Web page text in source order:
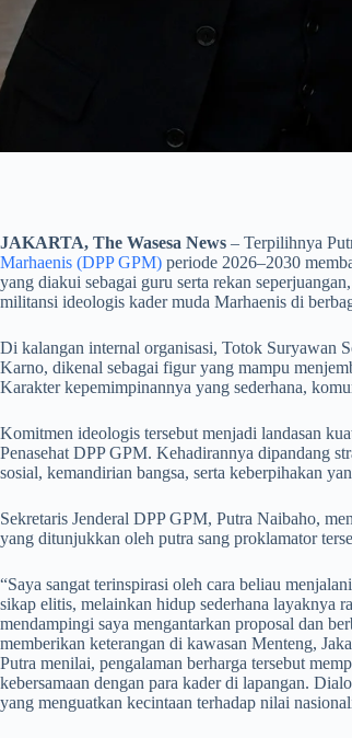
JAKARTA, The Wasesa News – Terpilihnya
Marhaenis (DPP GPM) periode 2026–2030
yang diakui sebagai guru serta rekan
militansi ideologis kader muda Marhaenis di
​Di kalangan internal organisasi, Totok Suryawan
Karno, dikenal sebagai figur yang mampu
Karakter kepemimpinannya yang sederhana,
​Komitmen ideologis tersebut menjadi landasan
Penasehat DPP GPM. Kehadirannya dipandang
sosial, kemandirian bangsa, serta keberpihakan
​Sekretaris Jenderal DPP GPM, Putra Naibaho,
yang ditunjukkan oleh putra sang proklamator
​“Saya sangat terinspirasi oleh cara beliau
sikap elitis, melainkan hidup sederhana layaknya
mendampingi saya mengantarkan proposal dan
memberikan keterangan di kawasan Menteng,
Putra menilai, pengalaman berharga tersebut
kebersamaan dengan para kader di lapangan.
yang menguatkan kecintaan terhadap nilai